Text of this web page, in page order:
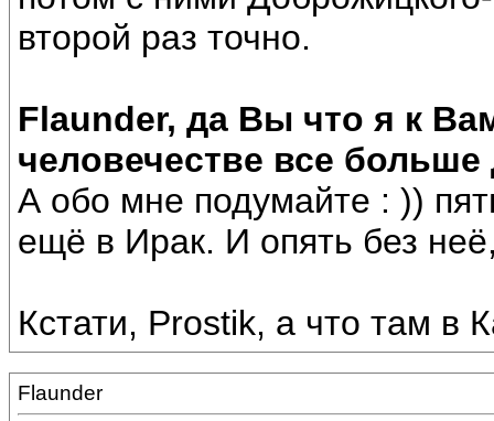
второй раз точно.
Flaunder, да Вы что я к
человечестве все
А обо мне подумайте : ))
ещё в Ирак. И опять без
Кстати, Prostik, а что там в
Flaunder